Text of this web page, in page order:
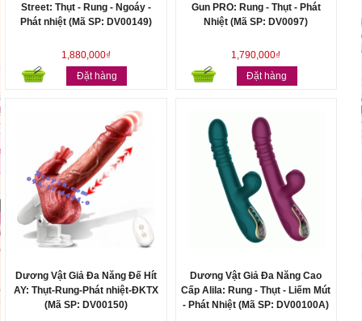
Street: Thụt - Rung - Ngoáy -
Phát nhiệt (Mã SP: DV00149)
1,880,000₫
Đặt hàng
Gun PRO: Rung - Thụt - Phát
Nhiệt (Mã SP: DV0097)
1,790,000₫
Đặt hàng
Dương Vật Giả Đa Năng Đế Hít
AY: Thụt-Rung-Phát nhiệt-ĐKTX
(Mã SP: DV00150)
Dương Vật Giả Đa Năng Cao
Cấp Alila: Rung - Thụt - Liếm Mút
- Phát Nhiệt (Mã SP: DV00100A)